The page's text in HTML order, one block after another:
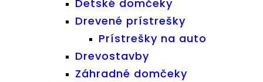
Detské domčeky
Drevené prístrešky
Prístrešky na auto
Drevostavby
Záhradné domčeky